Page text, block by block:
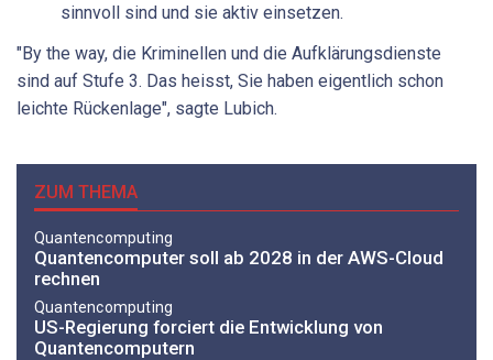
sinnvoll sind und sie aktiv einsetzen.
"By the way, die Kriminellen und die Aufklärungsdienste
sind auf Stufe 3. Das heisst, Sie haben eigentlich schon
leichte Rückenlage", sagte Lubich.
ZUM THEMA
Quantencomputing
Quantencomputer soll ab 2028 in der AWS-Cloud
rechnen
Quantencomputing
US-Regierung forciert die Entwicklung von
Quantencomputern